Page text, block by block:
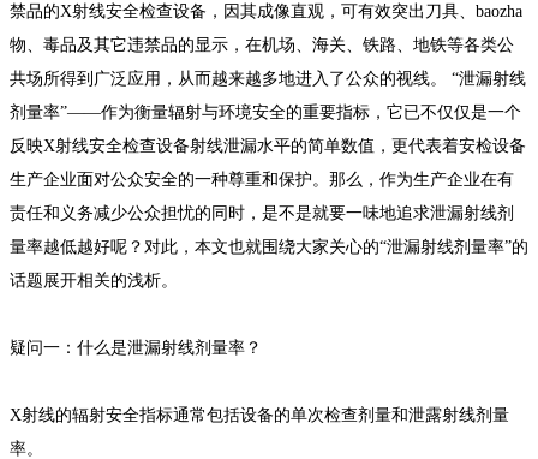
禁品的X射线安全检查设备，因其成像直观，可有效突出刀具、baozha
物、毒品及其它违禁品的显示，在机场、海关、铁路、地铁等各类公
共场所得到广泛应用，从而越来越多地进入了公众的视线。 “泄漏射线
剂量率”——作为衡量辐射与环境安全的重要指标，它已不仅仅是一个
反映X射线安全检查设备射线泄漏水平的简单数值，更代表着安检设备
生产企业面对公众安全的一种尊重和保护。那么，作为生产企业在有
责任和义务减少公众担忧的同时，是不是就要一味地追求泄漏射线剂
量率越低越好呢？对此，本文也就围绕大家关心的“泄漏射线剂量率”的
话题展开相关的浅析。
疑问一：什么是泄漏射线剂量率？
X射线的辐射安全指标通常包括设备的单次检查剂量和泄露射线剂量
率。